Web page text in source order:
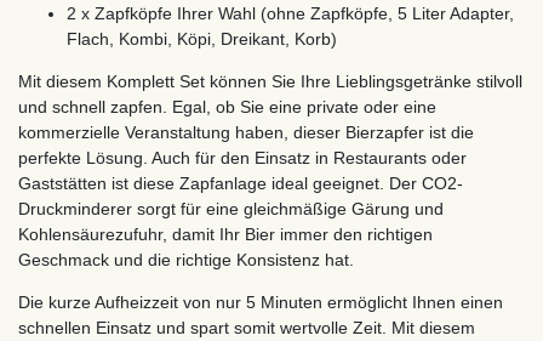
2 x Zapfköpfe Ihrer Wahl (ohne Zapfköpfe, 5 Liter Adapter,
Flach, Kombi, Köpi, Dreikant, Korb)
Mit diesem Komplett Set können Sie Ihre Lieblingsgetränke stilvoll
und schnell zapfen. Egal, ob Sie eine private oder eine
kommerzielle Veranstaltung haben, dieser Bierzapfer ist die
perfekte Lösung. Auch für den Einsatz in Restaurants oder
Gaststätten ist diese Zapfanlage ideal geeignet. Der CO2-
Druckminderer sorgt für eine gleichmäßige Gärung und
Kohlensäurezufuhr, damit Ihr Bier immer den richtigen
Geschmack und die richtige Konsistenz hat.
Die kurze Aufheizzeit von nur 5 Minuten ermöglicht Ihnen einen
schnellen Einsatz und spart somit wertvolle Zeit. Mit diesem